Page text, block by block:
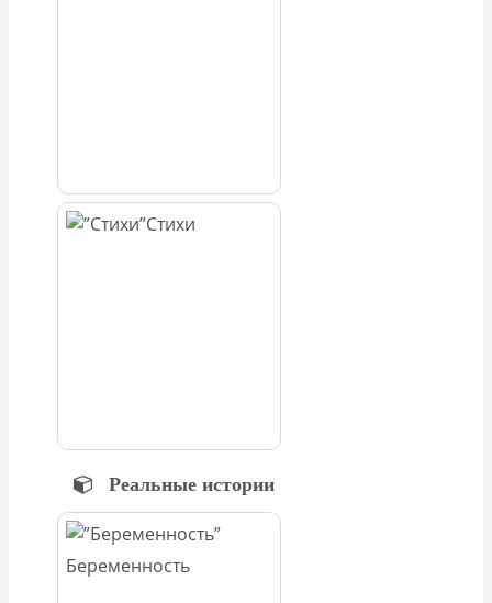
Стихи
Реальные истории
Беременность